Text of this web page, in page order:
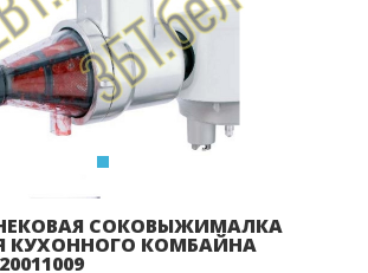
СОКОВЫЖИМАЛКА
КУХОННОГО КОМБАЙНА